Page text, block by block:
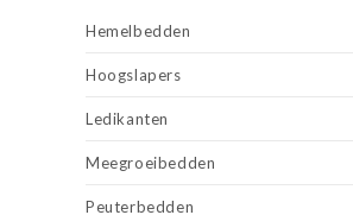
Hemelbedden
Hoogslapers
Ledikanten
Meegroeibedden
Peuterbedden